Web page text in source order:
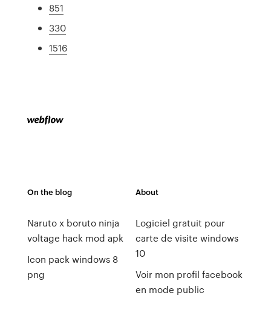
851
330
1516
On the blog
Naruto x boruto ninja
voltage hack mod apk
Icon pack windows 8
png
About
Logiciel gratuit pour
carte de visite windows
10
Voir mon profil facebook
en mode public